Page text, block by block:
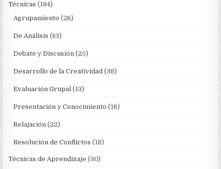
Técnicas (184)
Agrupamiento (26)
De Análisis (43)
Debate y Discusión (25)
Desarrollo de la Creatividad (38)
Evaluación Grupal (13)
Presentación y Conocimiento (16)
Relajación (22)
Resolución de Conflictos (18)
Técnicas de Aprendizaje (30)